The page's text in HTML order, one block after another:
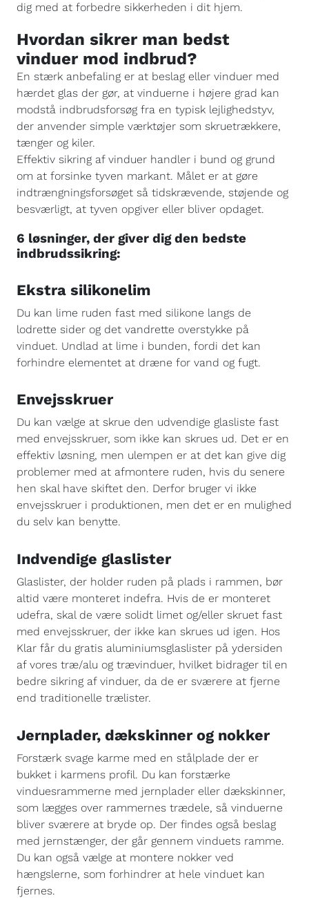
dig med at forbedre sikkerheden i dit hjem.
Hvordan sikrer man bedst
vinduer mod indbrud?
En stærk anbefaling er at beslag eller vinduer med
hærdet glas der gør, at vinduerne i højere grad kan
modstå indbrudsforsøg fra en typisk lejlighedstyv,
der anvender simple værktøjer som skruetrækkere,
tænger og kiler.
Effektiv sikring af vinduer handler i bund og grund
om at forsinke tyven markant. Målet er at gøre
indtrængningsforsøget så tidskrævende, støjende og
besværligt, at tyven opgiver eller bliver opdaget.
6 løsninger, der giver dig den bedste
indbrudssikring:
Ekstra silikonelim
Du kan lime ruden fast med silikone langs de
lodrette sider og det vandrette overstykke på
vinduet. Undlad at lime i bunden, fordi det kan
forhindre elementet at dræne for vand og fugt.
Envejsskruer
Du kan vælge at skrue den udvendige glasliste fast
med envejsskruer, som ikke kan skrues ud. Det er en
effektiv løsning, men ulempen er at det kan give dig
problemer med at afmontere ruden, hvis du senere
hen skal have skiftet den. Derfor bruger vi ikke
envejsskruer i produktionen, men det er en mulighed
du selv kan benytte.
Indvendige glaslister
Glaslister, der holder ruden på plads i rammen, bør
altid være monteret indefra. Hvis de er monteret
udefra, skal de være solidt limet og/eller skruet fast
med envejsskruer, der ikke kan skrues ud igen. Hos
Klar får du gratis aluminiumsglaslister på ydersiden
af vores træ/alu og trævinduer, hvilket bidrager til en
bedre sikring af vinduer, da de er sværere at fjerne
end traditionelle trælister.
Jernplader, dækskinner og nokker
Forstærk svage karme med en stålplade der er
bukket i karmens profil. Du kan forstærke
vinduesrammerne med jernplader eller dækskinner,
som lægges over rammernes trædele, så vinduerne
bliver sværere at bryde op. Der findes også beslag
med jernstænger, der går gennem vinduets ramme.
Du kan også vælge at montere nokker ved
hængslerne, som forhindrer at hele vinduet kan
fjernes.